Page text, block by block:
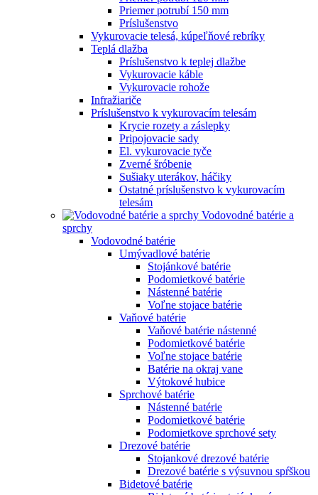
Priemer potrubí 150 mm
Príslušenstvo
Vykurovacie telesá, kúpeľňové rebríky
Teplá dlažba
Príslušenstvo k teplej dlažbe
Vykurovacie káble
Vykurovacie rohože
Infražiariče
Príslušenstvo k vykurovacím telesám
Krycie rozety a záslepky
Pripojovacie sady
El. vykurovacie tyče
Zverné šróbenie
Sušiaky uterákov, háčiky
Ostatné príslušenstvo k vykurovacím
telesám
Vodovodné batérie a
sprchy
Vodovodné batérie
Umývadlové batérie
Stojánkové batérie
Podomietkové batérie
Nástenné batérie
Voľne stojace batérie
Vaňové batérie
Vaňové batérie nástenné
Podomietkové batérie
Voľne stojace batérie
Batérie na okraj vane
Výtokové hubice
Sprchové batérie
Nástenné batérie
Podomietkové batérie
Podomietkove sprchové sety
Drezové batérie
Stojankové drezové batérie
Drezové batérie s výsuvnou spŕškou
Bidetové batérie